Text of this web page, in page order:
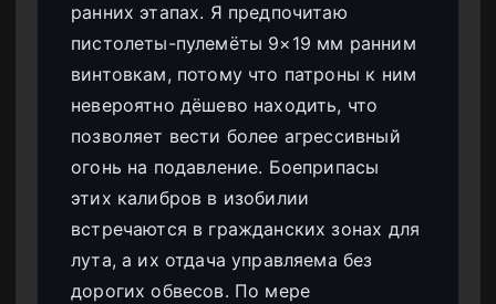
ранних этапах. Я предпочитаю
пистолеты-пулемёты 9×19 мм ранним
винтовкам, потому что патроны к ним
невероятно дёшево находить, что
позволяет вести более агрессивный
огонь на подавление. Боеприпасы
этих калибров в изобилии
встречаются в гражданских зонах для
лута, а их отдача управляема без
дорогих обвесов. По мере